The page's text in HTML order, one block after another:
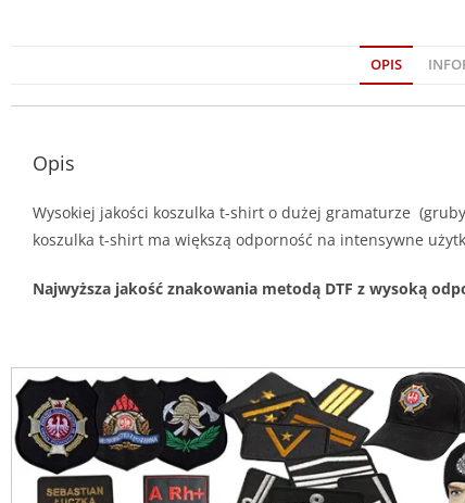
OPIS
Opis
Wysokiej jakości koszulka t-shirt o dużej gramaturze
koszulka t-shirt ma większą odporność na intensywne
Najwyższa jakość znakowania metodą DTF z wysoką